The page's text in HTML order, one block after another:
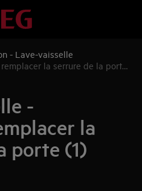
- Lave-vaisselle
la serrure de la porte
-
la
porte (1)